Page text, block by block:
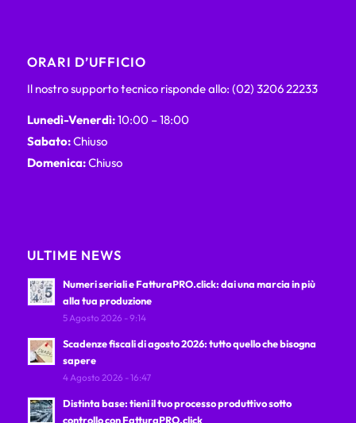
ORARI D’UFFICIO
Il nostro supporto tecnico risponde allo: (02) 3206 22233
Lunedì-Venerdì:10:00 – 18:00
Sabato:Chiuso
Domenica:Chiuso
ULTIME NEWS
Numeri seriali e FatturaPRO.click: dai una marcia in più
alla tua produzione
5 Agosto 2026 - 9:14
Scadenze fiscali di agosto 2026: tutto quello che bisogna
sapere
4 Agosto 2026 - 16:47
Distinta base: tieni il tuo processo produttivo sotto
controllo con FatturaPRO.click